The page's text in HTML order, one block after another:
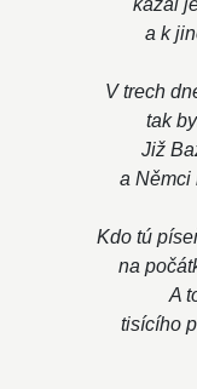
kázal
a k
V trech
tak
Již
a Němci
Kdo tú
na
A
tisícího